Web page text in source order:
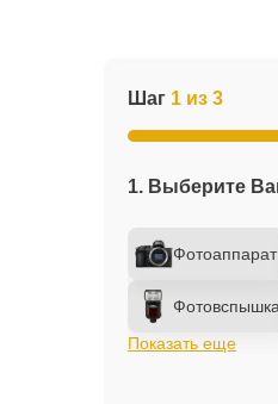
Шаг 1 из 3
1. Выберите
Фотоаппарат
Фотовспышка
Показать еще